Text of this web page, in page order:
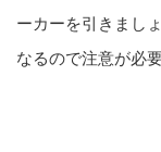
ーカーを引きまし
なるので注意が必要